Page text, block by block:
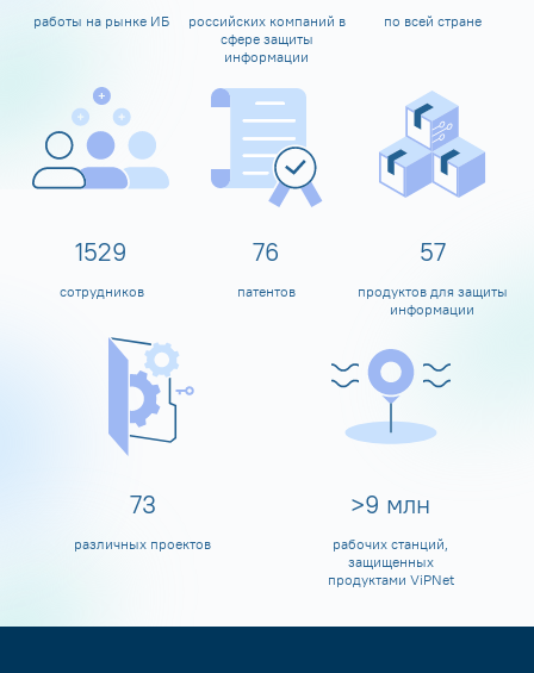
работы на рынке ИБ
российских компаний в
сфере защиты
информации
по всей стране
1600
сотрудников
80
патентов
60
продуктов для защиты
информации
80
различных проектов
>10 млн
рабочих станций,
защищенных
продуктами ViPNet